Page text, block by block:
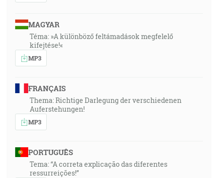
MAGYAR
Téma: »A különböző feltámadások megfelelő
kifejtése!«
MP3
FRANÇAIS
Thema: Richtige Darlegung der verschiedenen
Auferstehungen!
MP3
PORTUGUÊS
Tema: “A correta explicação das diferentes
ressurreições!”